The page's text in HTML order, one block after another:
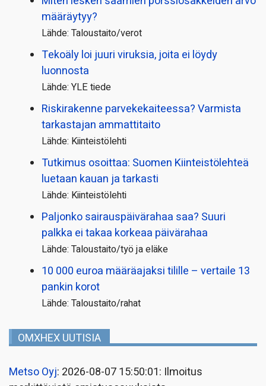
määräytyy?
Lähde: Taloustaito/verot
Tekoäly loi juuri viruksia, joita ei löydy
luonnosta
Lähde: YLE tiede
Riskirakenne parvekekaiteessa? Varmista
tarkastajan ammattitaito
Lähde: Kiinteistölehti
Tutkimus osoittaa: Suomen Kiinteistölehteä
luetaan kauan ja tarkasti
Lähde: Kiinteistölehti
Paljonko sairauspäivä­rahaa saa? Suuri
palkka ei takaa korkeaa päivärahaa
Lähde: Taloustaito/työ ja eläke
10 000 euroa määräajaksi tilille – vertaile 13
pankin korot
Lähde: Taloustaito/rahat
OMXHEX UUTISIA
Metso Oyj: 2026-08-07 15:50:01: Ilmoitus